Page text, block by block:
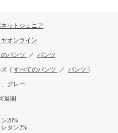
ットジュニア
オンライン
パンツ ／ パンツ
ズ ( すべてのパンツ ／ パンツ )
グレー
展開
20%
タン2%